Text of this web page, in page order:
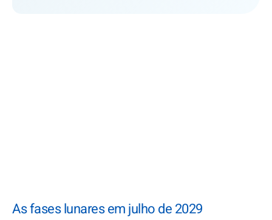
As fases lunares em julho de 2029